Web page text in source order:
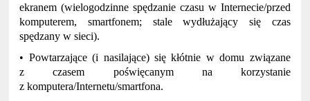
ekranem (wielogodzinne spędzanie czasu w Internecie/przed
komputerem, smartfonem; stale wydłużający się czas
spędzany w sieci).
• Powtarzające (i nasilające) się kłótnie w domu związane
z czasem poświęcanym na korzystanie
z komputera/Internetu/smartfona.